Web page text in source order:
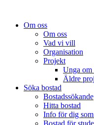
Om oss
Om oss
Vad vi vill
Organisation
Projekt
Unga om
Äldre
Söka bostad
Bostadssökande
Hitta bostad
Info för dig som
Bostad för